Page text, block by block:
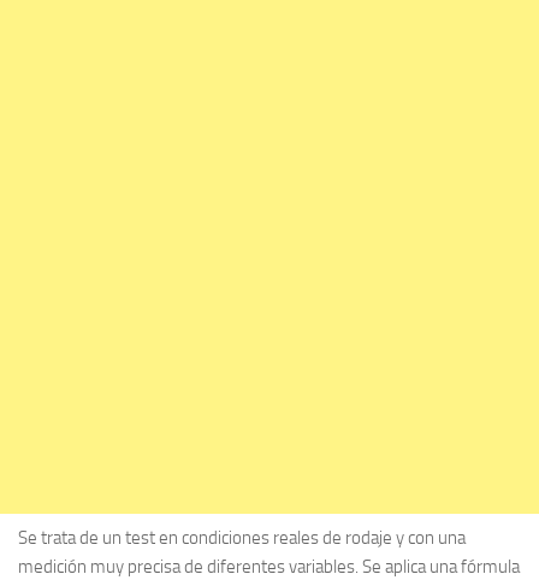
Se trata de un test en condiciones reales de rodaje y con una
medición muy precisa de diferentes variables. Se aplica una fórmula